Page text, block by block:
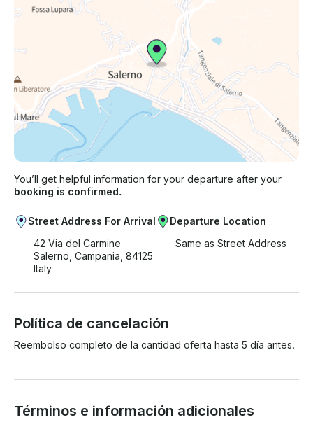
You’ll get helpful information for your departure after your
booking is confirmed.
Street Address For Arrival
42 Via del Carmine
Salerno, Campania, 84125
Italy
Departure Location
Same as Street Address
Política de cancelación
Reembolso completo de la cantidad oferta hasta 5 día antes.
Términos e información adicionales